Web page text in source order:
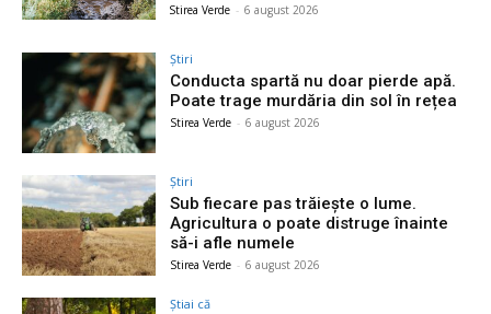
Stirea Verde - 6 august 2026
Știri
Conducta spartă nu doar pierde apă.
Poate trage murdăria din sol în rețea
Stirea Verde - 6 august 2026
Știri
Sub fiecare pas trăiește o lume.
Agricultura o poate distruge înainte
să-i afle numele
Stirea Verde - 6 august 2026
Știai că